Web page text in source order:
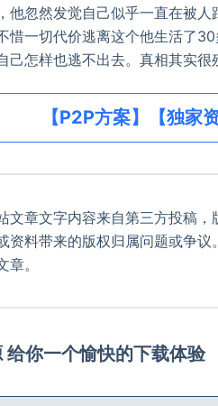
忽然发觉自己似乎一直在被人
惜一切代价逃离这个他生活了30
怎样也逃不出去。真相其实很
【P2P方案】【独家
文章文字内容来自第三方投稿
资料带来的版权归属问题或争
。
给你一个愉快的下载体验